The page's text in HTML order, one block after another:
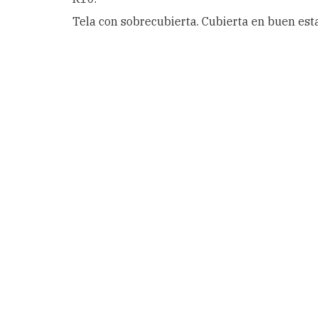
Tela con sobrecubierta. Cubierta en buen